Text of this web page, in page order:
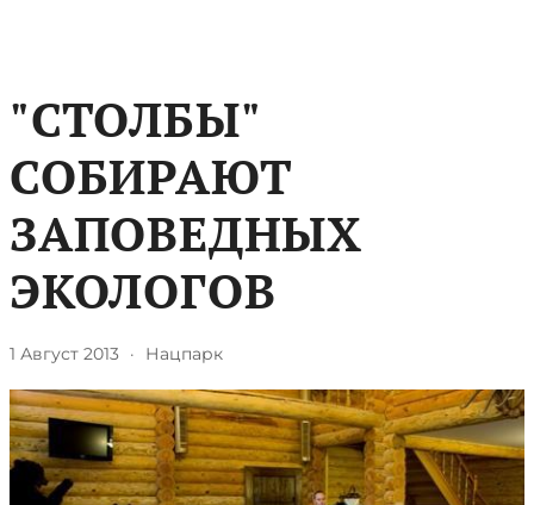
"СТОЛБЫ"
СОБИРАЮТ
ЗАПОВЕДНЫХ
ЭКОЛОГОВ
1 Август 2013 · Нацпарк